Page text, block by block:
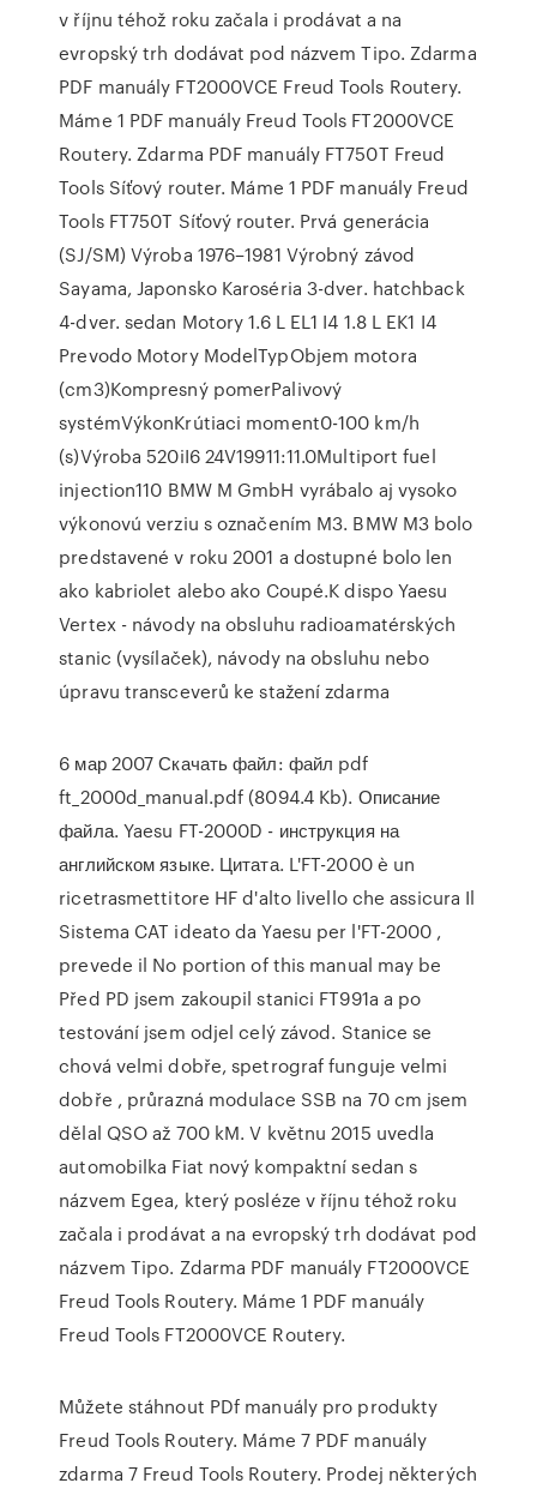
v říjnu téhož roku začala i prodávat a na
evropský trh dodávat pod názvem Tipo. Zdarma
PDF manuály FT2000VCE Freud Tools Routery.
Máme 1 PDF manuály Freud Tools FT2000VCE
Routery. Zdarma PDF manuály FT750T Freud
Tools Síťový router. Máme 1 PDF manuály Freud
Tools FT750T Síťový router. Prvá generácia
(SJ/SM) Výroba 1976–1981 Výrobný závod
Sayama, Japonsko Karoséria 3-dver. hatchback
4-dver. sedan Motory 1.6 L EL1 I4 1.8 L EK1 I4
Prevodo Motory ModelTypObjem motora
(cm3)Kompresný pomerPalivový
systémVýkonKrútiaci moment0-100 km/h
(s)Výroba 520iI6 24V19911:11.0Multiport fuel
injection110 BMW M GmbH vyrábalo aj vysoko
výkonovú verziu s označením M3. BMW M3 bolo
predstavené v roku 2001 a dostupné bolo len
ako kabriolet alebo ako Coupé.K dispo Yaesu
Vertex - návody na obsluhu radioamatérských
stanic (vysílaček), návody na obsluhu nebo
úpravu transceverů ke stažení zdarma
6 мар 2007 Скачать файл: файл pdf
ft_2000d_manual.pdf (8094.4 Kb). Описание
файла. Yaesu FT-2000D - инструкция на
английском языке. Цитата. L'FT-2000 è un
ricetrasmettitore HF d'alto livello che assicura Il
Sistema CAT ideato da Yaesu per l'FT-2000 ,
prevede il No portion of this manual may be
Před PD jsem zakoupil stanici FT991a a po
testování jsem odjel celý závod. Stanice se
chová velmi dobře, spetrograf funguje velmi
dobře , průrazná modulace SSB na 70 cm jsem
dělal QSO až 700 kM. V květnu 2015 uvedla
automobilka Fiat nový kompaktní sedan s
názvem Egea, který posléze v říjnu téhož roku
začala i prodávat a na evropský trh dodávat pod
názvem Tipo. Zdarma PDF manuály FT2000VCE
Freud Tools Routery. Máme 1 PDF manuály
Freud Tools FT2000VCE Routery.
Můžete stáhnout PDf manuály pro produkty
Freud Tools Routery. Máme 7 PDF manuály
zdarma 7 Freud Tools Routery. Prodej některých